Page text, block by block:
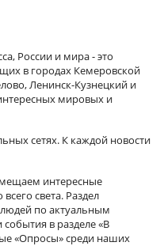
России и мира - это
в городах Кемеровской
Ленинск-Кузнецкий и
мировых и
сетях. К каждой новости
интересные
света. Раздел
по актуальным
в разделе «В
«Опросы» среди наших